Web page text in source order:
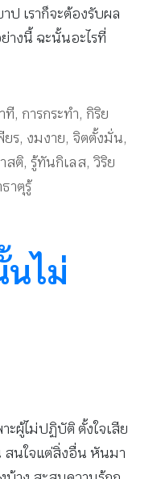
ป เราก็จะต้องรับผล
างนี้ ฉะนั้นอะไรที่
ที, การกระทำ, กิริย
ยร, งมงาย, จิตตั้งมั่น,
สติ, รู้ทันกิเลส, วิริย
ธาตุรู้
ไม่
ะผู้ไม่ปฏิบัติ ตั้งใจเสีย
นใจแต่สิ่งอื่น หันมา